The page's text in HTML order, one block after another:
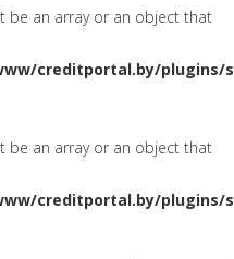
be an array or an object that
creditportal.by/plugins/
be an array or an object that
creditportal.by/plugins/